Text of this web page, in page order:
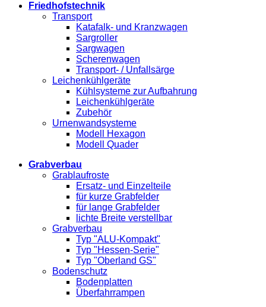
Friedhofstechnik
Transport
Katafalk- und Kranzwagen
Sargroller
Sargwagen
Scherenwagen
Transport- / Unfallsärge
Leichenkühlgeräte
Kühlsysteme zur Aufbahrung
Leichenkühlgeräte
Zubehör
Urnenwandsysteme
Modell Hexagon
Modell Quader
Grabverbau
Grablaufroste
Ersatz- und Einzelteile
für kurze Grabfelder
für lange Grabfelder
lichte Breite verstellbar
Grabverbau
Typ "ALU-Kompakt"
Typ "Hessen-Serie"
Typ "Oberland GS"
Bodenschutz
Bodenplatten
Überfahrrampen